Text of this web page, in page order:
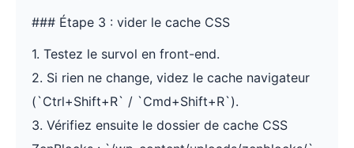
### Étape 3 : vider le cache CSS
1. Testez le survol en front-end.
2. Si rien ne change, videz le cache navigateur
(`Ctrl+Shift+R` / `Cmd+Shift+R`).
3. Vérifiez ensuite le dossier de cache CSS